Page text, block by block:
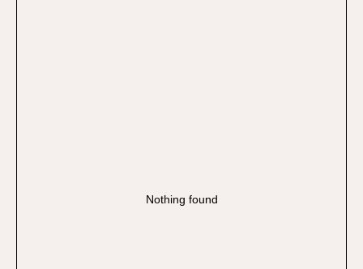
Nothing found